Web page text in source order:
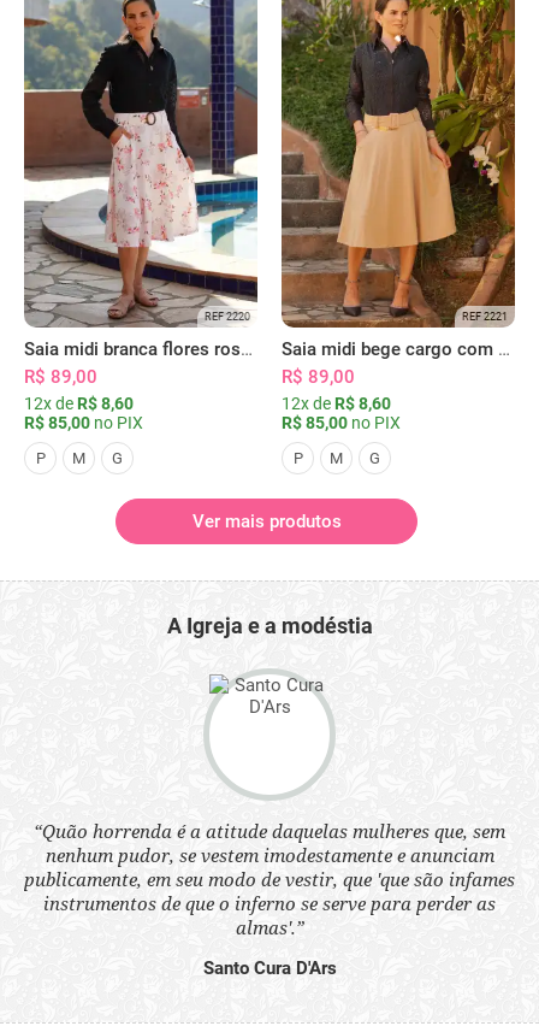
REF 2220
Saia midi branca flores rosas com bolsos
R$ 89,00
12x de R$ 8,60
R$ 85,00 no PIX
P M G
REF 2221
Saia midi bege cargo com bolsos
R$ 89,00
12x de R$ 8,60
R$ 85,00 no PIX
P M G
Ver mais produtos
A Igreja e a modéstia
“Quão horrenda é a atitude daquelas mulheres que, sem
nenhum pudor, se vestem imodestamente e anunciam
publicamente, em seu modo de vestir, que 'que são infames
instrumentos de que o inferno se serve para perder as
almas'.”
Santo Cura D'Ars